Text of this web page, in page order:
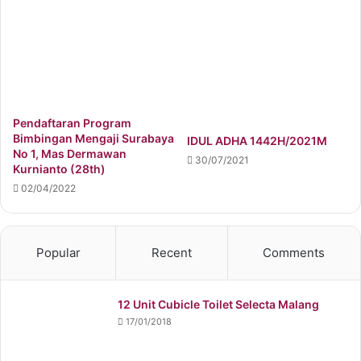
Pendaftaran Program
Bimbingan Mengaji Surabaya
No 1, Mas Dermawan
Kurnianto (28th)
02/04/2022
IDUL ADHA 1442H/2021M
30/07/2021
Popular Recent Comments
12 Unit Cubicle Toilet Selecta Malang
17/01/2018